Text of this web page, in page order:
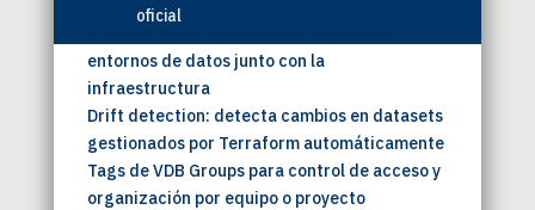
oficial
entornos de datos junto con la
infraestructura
Drift detection: detecta cambios en datasets
gestionados por Terraform automáticamente
Tags de VDB Groups para control de acceso y
organización por equipo o proyecto